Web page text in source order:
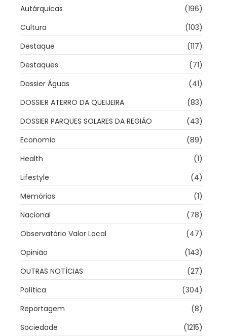
Autárquicas
(196)
Cultura
(103)
Destaque
(117)
Destaques
(71)
Dossier Águas
(41)
DOSSIER ATERRO DA QUEIJEIRA
(83)
DOSSIER PARQUES SOLARES DA REGIÃO
(43)
Economia
(89)
Health
(1)
Lifestyle
(4)
Memórias
(1)
Nacional
(78)
Observatório Valor Local
(47)
Opinião
(143)
OUTRAS NOTÍCIAS
(27)
Política
(304)
Reportagem
(8)
Sociedade
(1215)